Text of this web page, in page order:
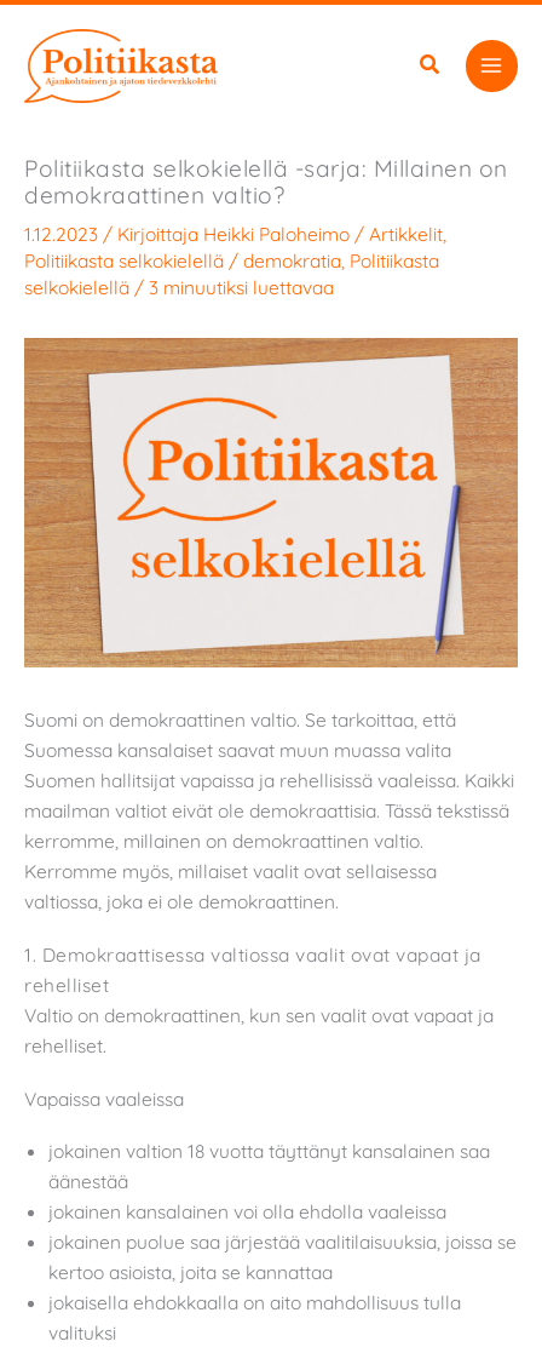
sisältöön
Politiikasta selkokielellä -sarja: Millainen on
demokraattinen valtio?
1.12.2023 / Kirjoittaja Heikki Paloheimo / Artikkelit
Politiikasta selkokielellä / demokratia Politiikasta
selkokielellä / 3 minuutiksi luettavaa
Suomi on demokraattinen valtio. Se tarkoittaa, että
Suomessa kansalaiset saavat muun muassa valita
Suomen hallitsijat vapaissa ja rehellisissä vaaleissa. Kaikki
maailman valtiot eivät ole demokraattisia. Tässä tekstissä
kerromme, millainen on demokraattinen valtio.
Kerromme myös, millaiset vaalit ovat sellaisessa
valtiossa, joka ei ole demokraattinen.
1. Demokraattisessa valtiossa vaalit ovat vapaat ja
rehelliset
Valtio on demokraattinen, kun sen vaalit ovat vapaat ja
rehelliset.
Vapaissa vaaleissa
jokainen valtion 18 vuotta täyttänyt kansalainen saa
äänestää
jokainen kansalainen voi olla ehdolla vaaleissa
jokainen puolue saa järjestää vaalitilaisuuksia, joissa se
kertoo asioista, joita se kannattaa
jokaisella ehdokkaalla on aito mahdollisuus tulla
valituksi